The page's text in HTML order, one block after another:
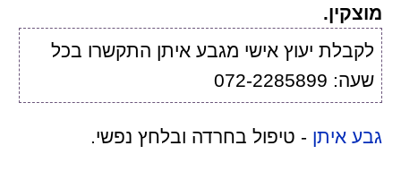
מוצקין.
לקבלת יעוץ אישי מגבע איתן התקשרו בכל
שעה: 072-2285899
גבע איתן - טיפול בחרדה ובלחץ נפשי.